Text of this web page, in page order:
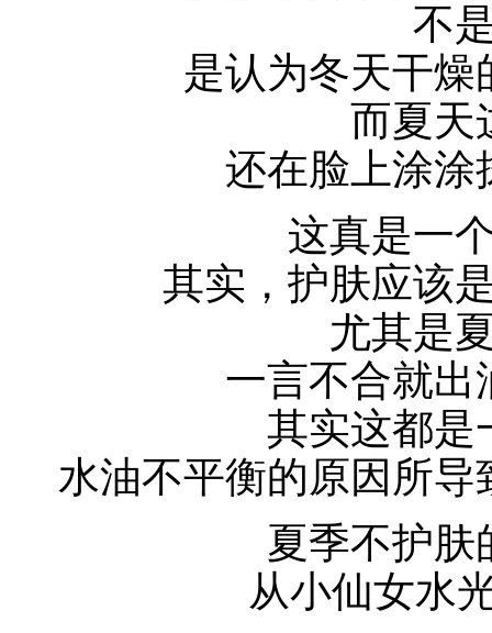
不
是认为冬天干
而夏天
还在脸上涂涂
这真是一
其实，护肤应该
尤其是
一言不合就出
其实这都是
水油不平衡的原因所
夏季不护肤
从小仙女水